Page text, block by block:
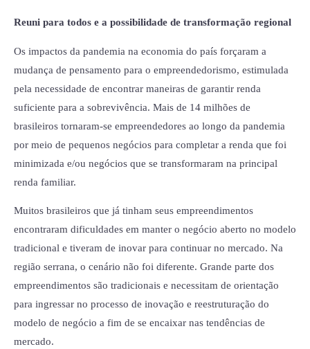
Reuni para todos e a possibilidade de transformação regional
Os impactos da pandemia na economia do país forçaram a
mudança de pensamento para o empreendedorismo, estimulada
pela necessidade de encontrar maneiras de garantir renda
suficiente para a sobrevivência. Mais de 14 milhões de
brasileiros tornaram-se empreendedores ao longo da pandemia
por meio de pequenos negócios para completar a renda que foi
minimizada e/ou negócios que se transformaram na principal
renda familiar.
Muitos brasileiros que já tinham seus empreendimentos
encontraram dificuldades em manter o negócio aberto no modelo
tradicional e tiveram de inovar para continuar no mercado. Na
região serrana, o cenário não foi diferente. Grande parte dos
empreendimentos são tradicionais e necessitam de orientação
para ingressar no processo de inovação e reestruturação do
modelo de negócio a fim de se encaixar nas tendências de
mercado.